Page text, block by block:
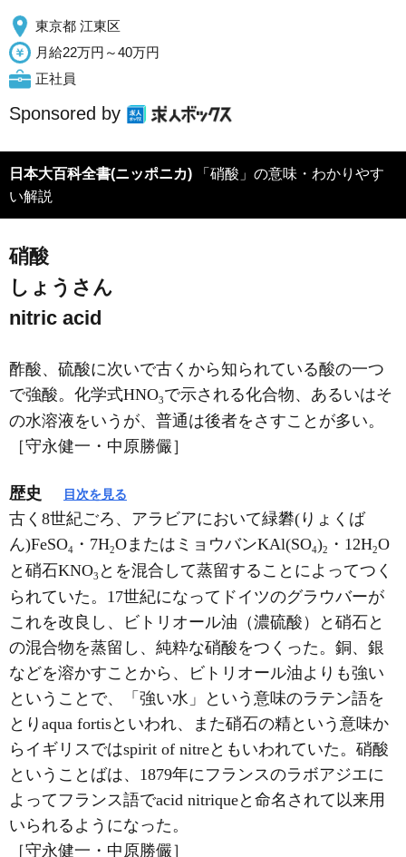
東京都 江東区
月給22万円～40万円
正社員
Sponsored by
日本大百科全書(ニッポニカ)
い解説
硝酸
しょうさん
nitric acid
酢酸、硫酸に次いで古くから知られている酸の一つ
で強酸。化学式HNO3で示される化合物、あるいはそ
の水溶液をいうが、普通は後者をさすことが多い。
［守永健一・中原勝儼］
歴史 目次を見る
古く8世紀ごろ、アラビアにおいて緑礬(りょくば
ん)FeSO4 ・7H2OまたはミョウバンKAl(SO4)2 ・12H2O
と硝石KNO3 とを混合して蒸留することによってつく
られていた。17世紀になってドイツのグラウバーが
これを改良し、ビトリオール油（濃硫酸）と硝石と
の混合物を蒸留し、純粋な硝酸をつくった。銅、銀
などを溶かすことから、ビトリオール油よりも強い
ということで、「強い水」という意味のラテン語を
とりaqua fortisといわれ、また硝石の精という意味か
らイギリスではspirit of nitreともいわれていた。硝酸
ということばは、1879年にフランスのラボアジエに
よってフランス語でacid nitriqueと命名されて以来用
いられるようになった。
［守永健一・中原勝儼］